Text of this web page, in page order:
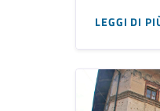
LEGGI DI
SU